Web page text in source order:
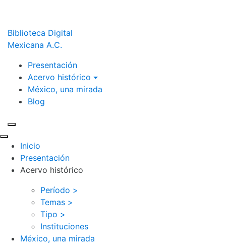
Biblioteca Digital
Mexicana A.C.
Presentación
Acervo histórico
México, una mirada
Blog
Inicio
Presentación
Acervo histórico
Período >
Temas >
Tipo >
Instituciones
México, una mirada